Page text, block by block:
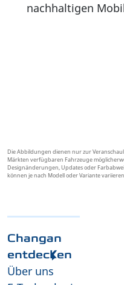
nachhaltigen
Die Abbildungen dienen nur zur
Märkten verfügbaren Fahrzeuge
Designänderungen, Updates oder
können je nach Modell oder Variante
Changan
entdecken
Über uns